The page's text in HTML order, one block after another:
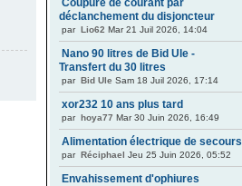
Coupure de courant par
déclanchement du disjoncteur
par Lio62 Mar 21 Juil 2026, 14:04
Nano 90 litres de Bid Ule -
Transfert du 30 litres
par Bid Ule Sam 18 Juil 2026, 17:14
xor232 10 ans plus tard
par hoya77 Mar 30 Juin 2026, 16:49
Alimentation électrique de secours
par Réciphael Jeu 25 Juin 2026, 05:52
Envahissement d'ophiures